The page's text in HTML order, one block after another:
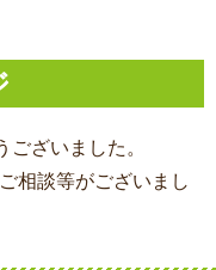
ざいました。
相談等がございまし